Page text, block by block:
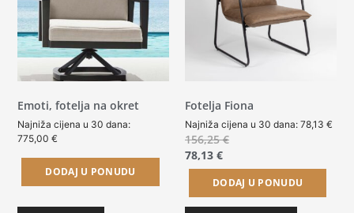
Emoti, fotelja na okret
Najniža cijena u 30 dana:
775,00€
DODAJ U PONUDU
Fotelja Fiona
Najniža cijena u 30 dana: 78,13 €
156,25€
78,13 €
DODAJ U PONUDU